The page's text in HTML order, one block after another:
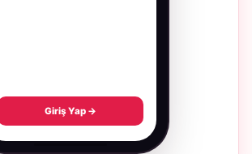
Giriş Yap →